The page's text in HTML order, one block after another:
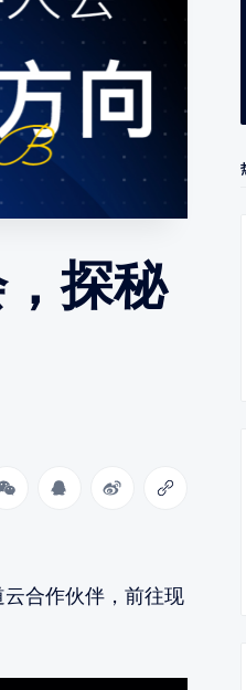
探秘
合作伙伴，前往现